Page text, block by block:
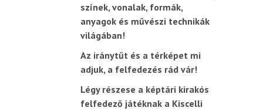
színek, vonalak, formák,
anyagok és művészi technikák
világában!
Az iránytűt és a térképet mi
adjuk, a felfedezés rád vár!
Légy részese a képtári kirakós
felfedező játéknak a Kiscelli